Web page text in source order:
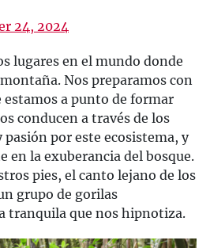
24, 2024
lugares en el mundo donde
Nos preparamos con
a punto de formar
conducen a través de los
por este ecosistema, y
en la exuberancia del bosque.
pies, el canto lejano de los
grupo de gorilas
tranquila que nos hipnotiza.